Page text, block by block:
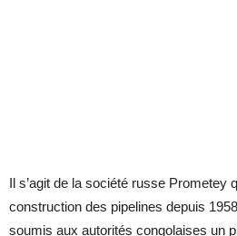
Il s’agit de la société russe Prometey
construction des pipelines depuis
soumis aux autorités congolaises un